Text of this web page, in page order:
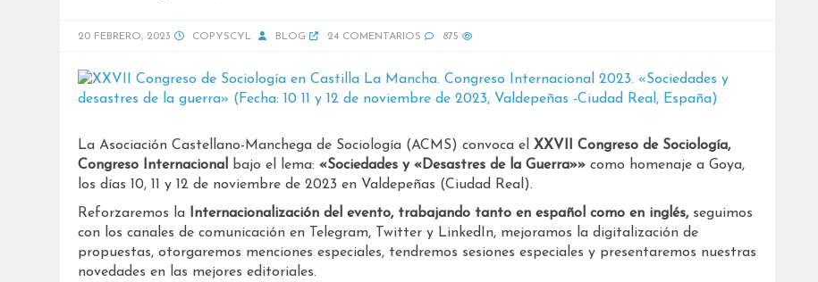
20 FEBRERO, 2023 COPYSCYL BLOG 24 COMENTARIOS 875
La Asociación Castellano-Manchega de Sociología (ACMS) convoca el XXVII Congresode Sociología,
Congreso Internacional
bajo el lema: «Sociedades y «Desastres de la Guerra»»como homenaje a Goya,
los días 10, 11 y 12 de noviembre de 2023 en Valdepeñas (Ciudad Real).
Reforzaremos la
Internacionalización del evento, trabajando tanto en español como en inglés,seguimos
con los canales de comunicación en Telegram, Twitter y LinkedIn, mejoramos la digitalización de
propuestas, otorgaremos menciones especiales, tendremos sesiones especiales y presentaremos nuestras
novedades en las mejores editoriales.